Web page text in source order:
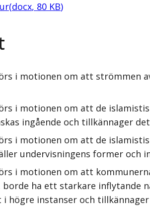
(docx, 80 KB)
i motionen om att strömmen
i motionen om att de
ingående och tillkännager
i motionen om att de
undervisningens former
i motionen om att
ha ett starkare inflytande
högre instanser och